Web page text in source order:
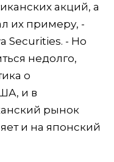
акций, а
их примеру, -
Securities. - Но
недолго,
о
и в
рынок
и на японский